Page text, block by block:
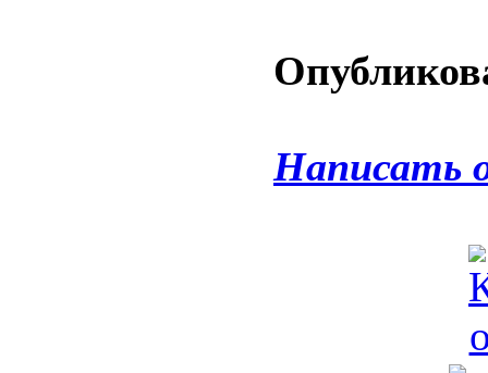
Написать